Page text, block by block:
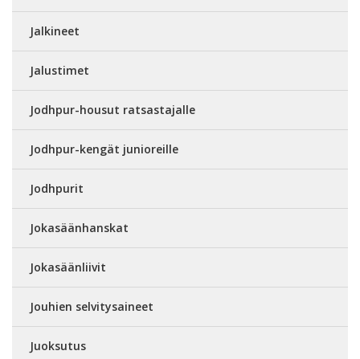
Jalkineet
Jalustimet
Jodhpur-housut ratsastajalle
Jodhpur-kengät junioreille
Jodhpurit
Jokasäänhanskat
Jokasäänliivit
Jouhien selvitysaineet
Juoksutus